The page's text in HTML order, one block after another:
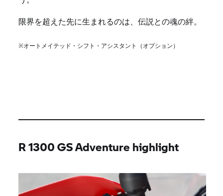
限界を超えた先に生まれるのは、伝説との魂の絆。
※オートメイテッド・シフト・アシスタント（オプション）
R 1300 GS Adventure highlight